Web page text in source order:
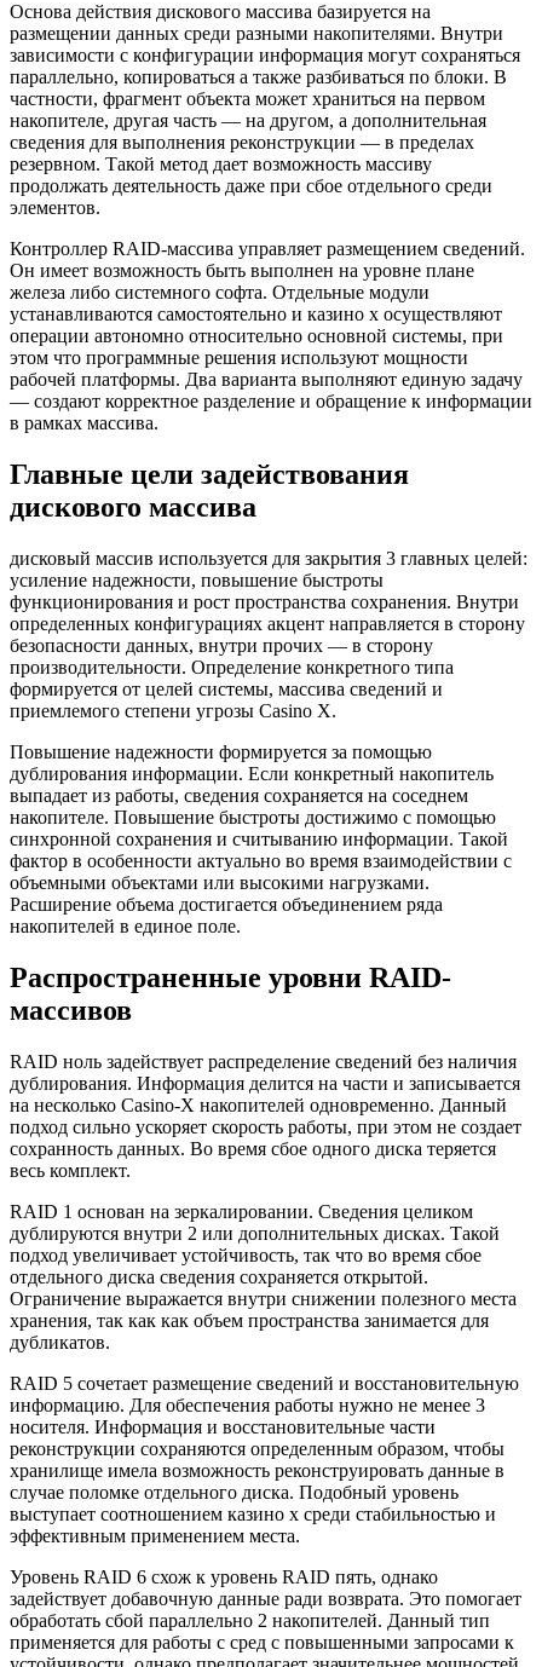
Основа действия дискового массива базируется на
размещении данных среди разными накопителями. Внутри
зависимости с конфигурации информация могут сохраняться
параллельно, копироваться а также разбиваться по блоки. В
частности, фрагмент объекта может храниться на первом
накопителе, другая часть — на другом, а дополнительная
сведения для выполнения реконструкции — в пределах
резервном. Такой метод дает возможность массиву
продолжать деятельность даже при сбое отдельного среди
элементов.
Контроллер RAID-массива управляет размещением сведений.
Он имеет возможность быть выполнен на уровне плане
железа либо системного софта. Отдельные модули
устанавливаются самостоятельно и казино х осуществляют
операции автономно относительно основной системы, при
этом что программные решения используют мощности
рабочей платформы. Два варианта выполняют единую задачу
— создают корректное разделение и обращение к информации
в рамках массива.
Главные цели задействования
дискового массива
дисковый массив используется для закрытия 3 главных целей:
усиление надежности, повышение быстроты
функционирования и рост пространства сохранения. Внутри
определенных конфигурациях акцент направляется в сторону
безопасности данных, внутри прочих — в сторону
производительности. Определение конкретного типа
формируется от целей системы, массива сведений и
приемлемого степени угрозы Casino X.
Повышение надежности формируется за помощью
дублирования информации. Если конкретный накопитель
выпадает из работы, сведения сохраняется на соседнем
накопителе. Повышение быстроты достижимо с помощью
синхронной сохранения и считыванию информации. Такой
фактор в особенности актуально во время взаимодействии с
объемными объектами или высокими нагрузками.
Расширение объема достигается объединением ряда
накопителей в единое поле.
Распространенные уровни RAID-
массивов
RAID ноль задействует распределение сведений без наличия
дублирования. Информация делится на части и записывается
на несколько Casino-X накопителей одновременно. Данный
подход сильно ускоряет скорость работы, при этом не создает
сохранность данных. Во время сбое одного диска теряется
весь комплект.
RAID 1 основан на зеркалировании. Сведения целиком
дублируются внутри 2 или дополнительных дисках. Такой
подход увеличивает устойчивость, так что во время сбое
отдельного диска сведения сохраняется открытой.
Ограничение выражается внутри снижении полезного места
хранения, так как как объем пространства занимается для
дубликатов.
RAID 5 сочетает размещение сведений и восстановительную
информацию. Для обеспечения работы нужно не менее 3
носителя. Информация и восстановительные части
реконструкции сохраняются определенным образом, чтобы
хранилище имела возможность реконструировать данные в
случае поломке отдельного диска. Подобный уровень
выступает соотношением казино х среди стабильностью и
эффективным применением места.
Уровень RAID 6 схож к уровень RAID пять, однако
задействует добавочную данные ради возврата. Это помогает
обработать сбой параллельно 2 накопителей. Данный тип
применяется для работы с сред с повышенными запросами к